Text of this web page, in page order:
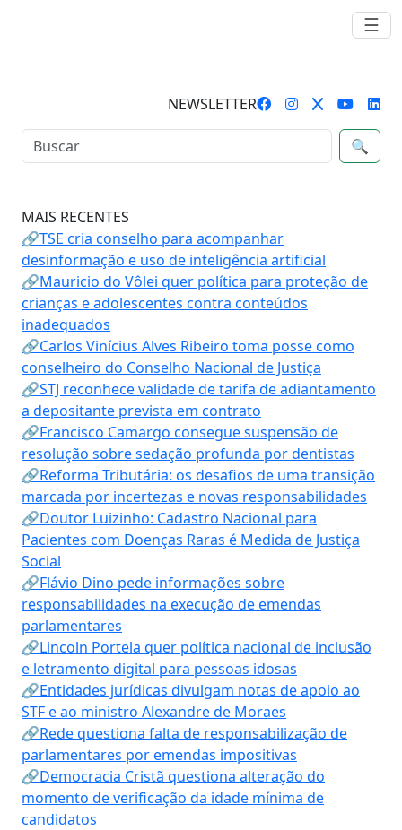
☰
NEWSLETTER
🔍
MAIS RECENTES
🔗TSE cria conselho para acompanhar
desinformação e uso de inteligência artificial
🔗Mauricio do Vôlei quer política para proteção de
crianças e adolescentes contra conteúdos
inadequados
🔗Carlos Vinícius Alves Ribeiro toma posse como
conselheiro do Conselho Nacional de Justiça
🔗STJ reconhece validade de tarifa de adiantamento
a depositante prevista em contrato
🔗Francisco Camargo consegue suspensão de
resolução sobre sedação profunda por dentistas
🔗Reforma Tributária: os desafios de uma transição
marcada por incertezas e novas responsabilidades
🔗Doutor Luizinho: Cadastro Nacional para
Pacientes com Doenças Raras é Medida de Justiça
Social
🔗Flávio Dino pede informações sobre
responsabilidades na execução de emendas
parlamentares
🔗Lincoln Portela quer política nacional de inclusão
e letramento digital para pessoas idosas
🔗Entidades jurídicas divulgam notas de apoio ao
STF e ao ministro Alexandre de Moraes
🔗Rede questiona falta de responsabilização de
parlamentares por emendas impositivas
🔗Democracia Cristã questiona alteração do
momento de verificação da idade mínima de
candidatos